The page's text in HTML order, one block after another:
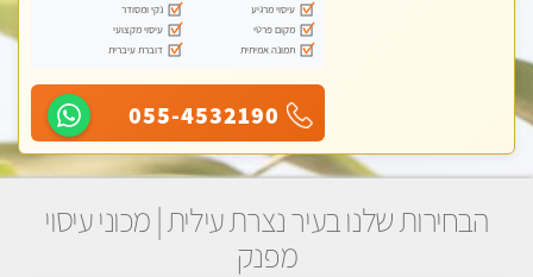
עיסוי מרגיע
נקי ומסודר
מקום פרטי
עיסוי מקצועי
תמונה אמיתית
דוברת עיברית
055-4532190
הבחירות שלנו בעיר נצרת עילית | מכוני עיסוי
מפנק